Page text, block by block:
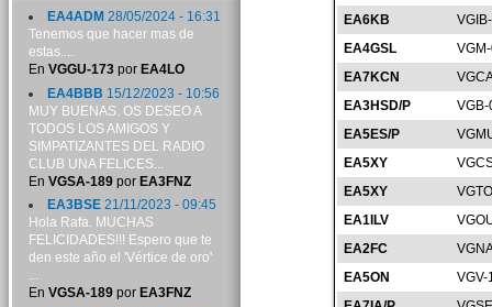
EA6KB
EA4GSL
EA7KCN
EA3HSD/P
EA5ES/P
EA5XY
EA5XY
EA1ILV
EA2FC
EA5ON
VGV-
EA4ADM 28/05/2024 - 16:31
Tenemos que hacer mas de
estas....
En VGGU-173por EA4LO
EA4BBB 15/12/2023 - 10:56
MUY BUENAS. OS DESEO A
TODOS LOS AMIGOS Y
SIMPATIZANTES DEL RADIO
CLUB UNA FELICES...
En VGSA-189por EA3FNZ
EA3BSE21/11/2023 - 09:45
Hola Rafa. MUCHAS
FELICIDADES!!! Espero que te
den este año el 'Vértice de oro'
...
En VGSA-189por EA3FNZ